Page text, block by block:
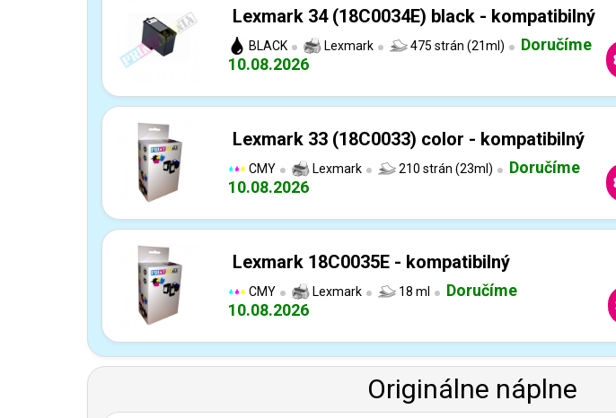
Lexmark 34 (18C0034E) black - kompatibilný
BLACK Lexmark 475 strán (21ml)
Doručíme
10.08.2026
Lexmark 33 (18C0033) color - kompatibilný
CMY Lexmark 210 strán (23ml)
Doručíme
10.08.2026
Lexmark 18C0035E - kompatibilný
CMY Lexmark 18 ml
Doručíme
10.08.2026
Originálne náplne